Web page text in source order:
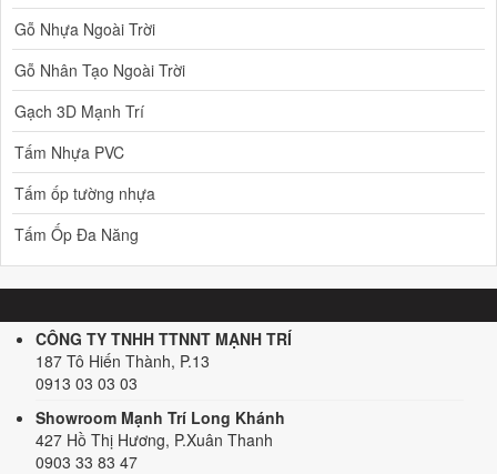
Gỗ Nhựa Ngoài Trời
Gỗ Nhân Tạo Ngoài Trời
Gạch 3D Mạnh Trí
Tấm Nhựa PVC
Tấm ốp tường nhựa
Tấm Ốp Đa Năng
CÔNG TY TNHH TTNNT MẠNH TRÍ
187 Tô Hiến Thành, P.13
0913 03 03 03
Showroom Mạnh Trí Long Khánh
427 Hồ Thị Hương, P.Xuân Thanh
0903 33 83 47